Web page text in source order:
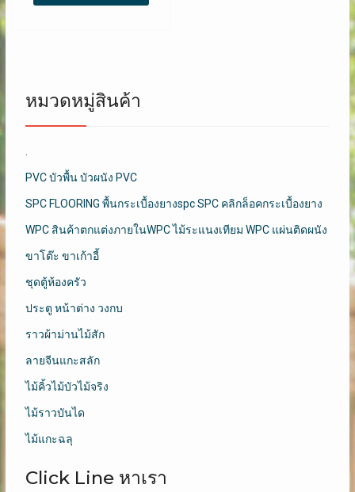
หมวดหมู่สินค้า
PVC บัวพื้น บัวผนัง PVC
SPC FLOORING พื้นกระเบื้องยางspc SPC คลิกล็อคกระเบื้องยาง
WPC สินค้าตกแต่งภายในWPC ไม้ระแนงเทียม WPC แผ่นติดผนัง
ขาโต๊ะ ขาเก้าอี้
ชุดตู้ห้องครัว
ประตู หน้าต่าง วงกบ
ราวผ้าม่านไม้สัก
ลายจีนแกะสลัก
ไม้คิ้วไม้บัวไม้จริง
ไม้ราวบันได
ไม้แกะฉลุ
Click Line หาเรา